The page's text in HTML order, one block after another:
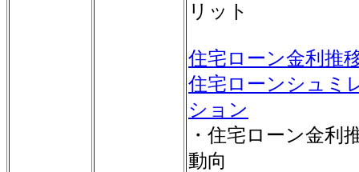
リット
住宅ローン金利推
住宅ローンシュミ
ション
・住宅ローン金利
動向